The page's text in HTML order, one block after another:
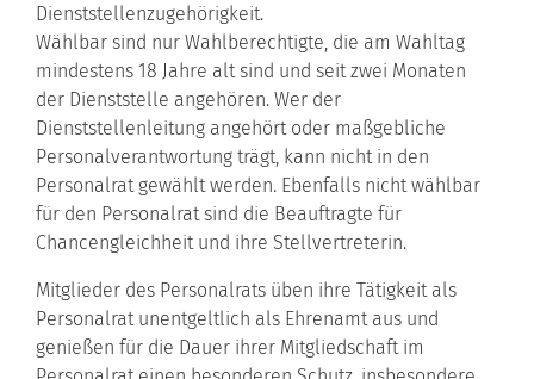
Dienststellenzugehörigkeit.
Wählbar sind nur Wahlberechtigte, die am Wahltag
mindestens 18 Jahre alt sind und seit zwei Monaten
der Dienststelle angehören. Wer der
Dienststellenleitung angehört oder maßgebliche
Personalverantwortung trägt, kann nicht in den
Personalrat gewählt werden. Ebenfalls nicht wählbar
für den Personalrat sind die Beauftragte für
Chancengleichheit und ihre Stellvertreterin.
Mitglieder des Personalrats üben ihre Tätigkeit als
Personalrat unentgeltlich als Ehrenamt aus und
genießen für die Dauer ihrer Mitgliedschaft im